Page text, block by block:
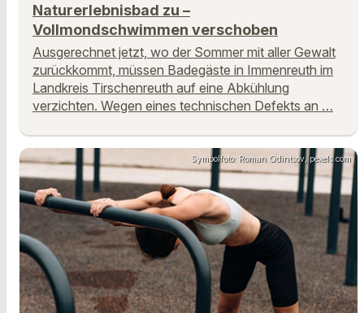
Naturerlebnisbad zu –
Vollmondschwimmen verschoben
Ausgerechnet jetzt, wo der Sommer mit aller Gewalt
zurückkommt, müssen Badegäste in Immenreuth im
Landkreis Tirschenreuth auf eine Abkühlung
verzichten. Wegen eines technischen Defekts an …
Symbolfoto: Roman Odintsov, pexels.com